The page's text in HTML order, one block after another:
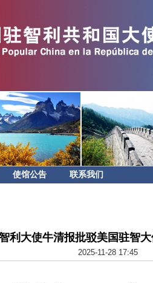
使馆公告 联系我们
利大使牛清报批驳美国驻智
2025-11-28 17:45